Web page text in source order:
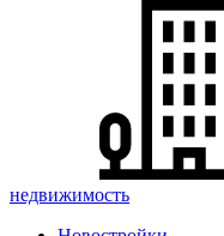
недвижимость